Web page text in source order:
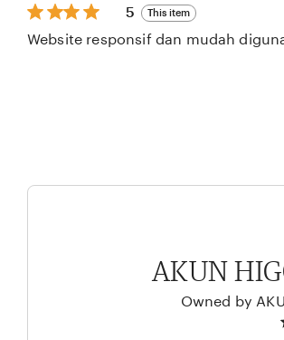
5
out
of
5 This item
Website responsif dan mudah
AKUN
Owned by